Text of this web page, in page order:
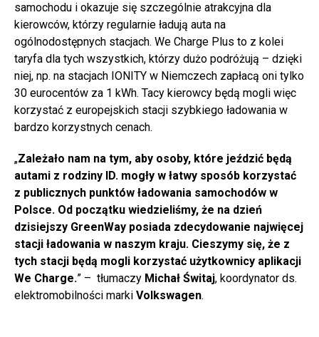
samochodu i okazuje się szczególnie atrakcyjna dla
kierowców, którzy regularnie ładują auta na
ogólnodostępnych stacjach. We Charge Plus to z kolei
taryfa dla tych wszystkich, którzy dużo podróżują – dzięki
niej, np. na stacjach IONITY w Niemczech zapłacą oni tylko
30 eurocentów za 1 kWh. Tacy kierowcy będą mogli więc
korzystać z europejskich stacji szybkiego ładowania w
bardzo korzystnych cenach.
„Zależało nam na tym, aby osoby, które jeździć będą
autami z rodziny ID. mogły w łatwy sposób korzystać
z publicznych punktów ładowania samochodów w
Polsce. Od początku wiedzieliśmy, że na dzień
dzisiejszy GreenWay posiada zdecydowanie najwięcej
stacji ładowania w naszym kraju. Cieszymy się, że z
tych stacji będą mogli korzystać użytkownicy aplikacji
We Charge.” – tłumaczy Michał Świtaj, koordynator ds.
elektromobilności marki Volkswagen.